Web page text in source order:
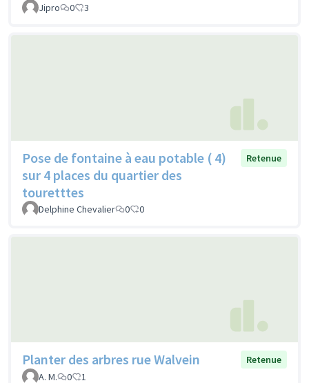
Jipro 0 3
Pose de fontaine à eau potable ( 4)
sur 4 places du quartier des
touretttes
Retenue
Delphine Chevalier 0 0
Planter des arbres rue Walvein
Retenue
A. M.
0 1